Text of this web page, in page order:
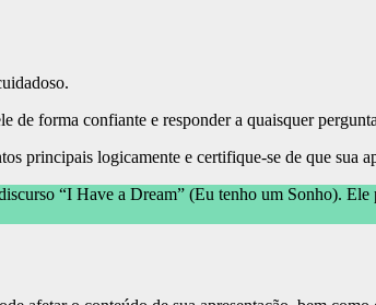
de forma confiante e responder a quaisquer
principais logicamente e certifique-se de que sua
“I Have a Dream” (Eu tenho um Sonho).